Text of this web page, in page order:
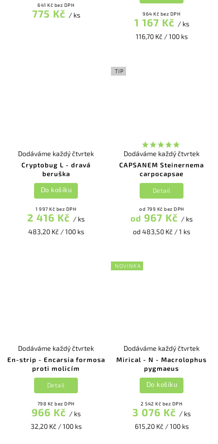
641 Kč bez DPH
775 Kč / ks 964 Kč bez DPH
1 167 Kč / ks
116,70 Kč / 100 ks
Cryptobug L - dravá
beruška
Dodáváme každý čtvrtek
1 997 Kč bez DPH
2 416 Kč / ks
483,20 Kč / 100 ks
Do košíku
TIP
CAPSANEM Steinernema
carpocapsae
Dodáváme každý čtvrtek
od 799 Kč bez DPH
od 967 Kč / ks
od 483,50 Kč / 1 ks
Detail
En-strip - Encarsia formosa
proti molicím
Dodáváme každý čtvrtek
798 Kč bez DPH
966 Kč / ks
32,20 Kč / 100 ks
Detail
NOVINKA
Mirical - N - Macrolophus
pygmaeus
Dodáváme každý čtvrtek
2 542 Kč bez DPH
3 076 Kč / ks
615,20 Kč / 100 ks
Do košíku